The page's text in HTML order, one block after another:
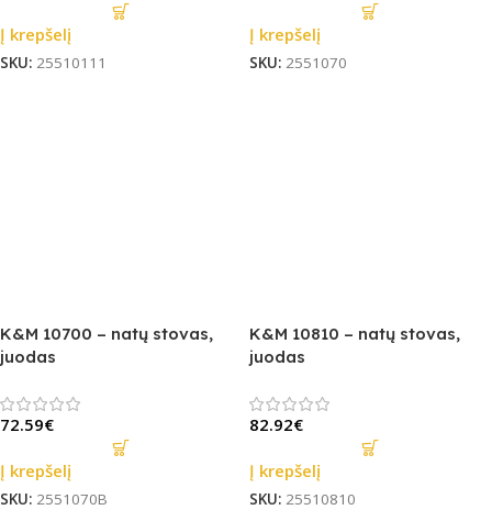
Į krepšelį
SKU: 25510111
Į krepšelį
SKU: 2551070
K&M 10700 – natų stovas,
juodas
72.59€
Į krepšelį
SKU: 2551070B
K&M 10810 – natų stovas,
juodas
82.92€
Į krepšelį
SKU: 25510810